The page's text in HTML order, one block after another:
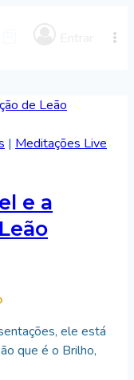
| Meditações Live
e a
ele está
que é o Brilho,